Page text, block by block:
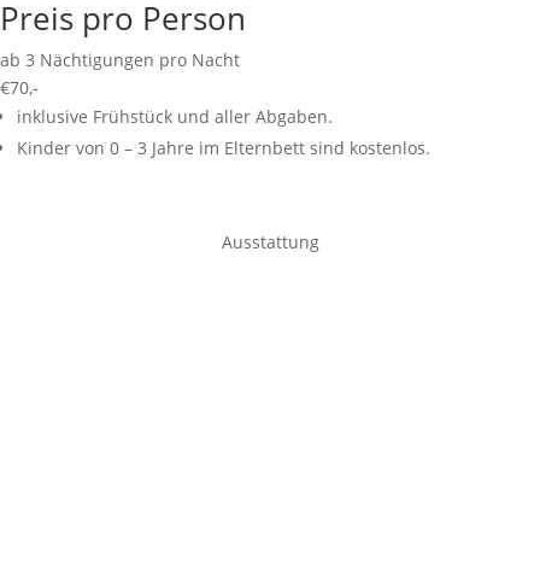
Preis pro Person
ab 3 Nächtigungen pro Nacht
€70,-
inklusive Frühstück und aller Abgaben.
Kinder von 0 – 3 Jahre im Elternbett sind kostenlos.
Ausstattung